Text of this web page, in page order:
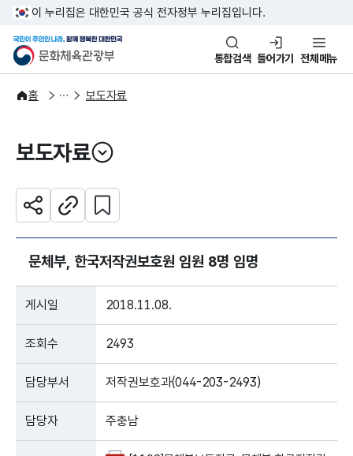
본문 바로가기
주메뉴 바로가기
이 누리집은 대한민국 공식 전자정부 누리집입니다.
문화체육관광부
국민이 주인인 나라, 함께 행복
통합검색 들어가기 전체메뉴
홈
알림·소식
보도·뉴스 보도자료
보도자료
열기
공유하기주소복사
관심 콘텐츠 설정하기
문체부, 한국저작권보호원 임원 8명 임명
게시일 2018.11.08.
조회수 2493
담당부서 저작권보호과(044-203-2493)
담당자 주충남